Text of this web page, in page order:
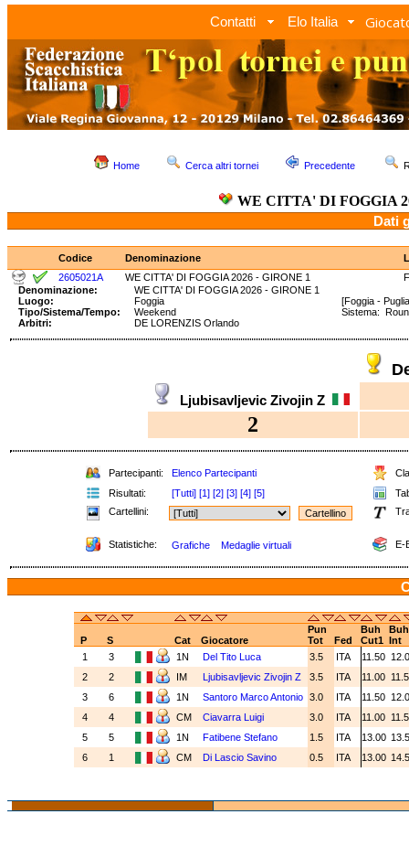
Contatti Elo Italia
Home Cerca altri tornei Precedente
WE CITTA' DI FOGGIA
Dati
Codice Denominazione
2605021A
WE CITTA' DI FOGGIA 2026 - GIRONE 1
Denominazione:
WE CITTA' DI FOGGIA 2026 - GIRONE 1
Luogo:
Foggia
[Foggia -
Tipo/Sistema/Tempo:
Weekend
Sistema:
Arbitri:
DE LORENZIS Orlando
Ljubisavljevic Zivojin Z
2
Partecipanti: Elenco Partecipanti
Risultati:
[Tutti] [1] [2] [3] [4] [5]
Cartellini:
Statistiche: Grafiche Medaglie virtuali E-
Pun Buh
Buh
P
S Cat Giocatore Tot Fed Cut1 Int
1
3 1N Del Tito Luca 3.5 ITA 11.50
2
2 IM Ljubisavljevic Zivojin Z 3.5 ITA 11.00
3
6 1N Santoro Marco Antonio 3.0 ITA 11.50
4
4 CM Ciavarra Luigi 3.0 ITA 11.00
5
5 1N Fatibene Stefano 1.5 ITA 13.00
6
1 CM Di Lascio Savino 0.5 ITA 13.00